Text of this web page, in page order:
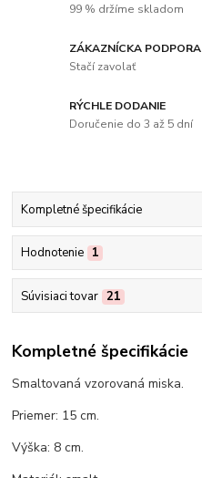
99 % držíme skladom
ZÁKAZNÍCKA PODPORA
Stačí zavolať
RÝCHLE DODANIE
Doručenie do 3 až 5 dní
Kompletné špecifikácie
Hodnotenie 1
Súvisiaci tovar 21
Kompletné špecifikácie
Smaltovaná vzorovaná miska.
Priemer: 15 cm.
Výška: 8 cm.